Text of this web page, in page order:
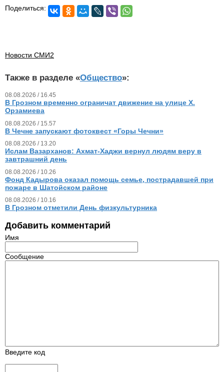
Поделиться:
Новости СМИ2
Также в разделе «Общество»:
08.08.2026 / 16.45
В Грозном временно ограничат движение на улице Х.
Орзамиева
08.08.2026 / 15.57
В Чечне запускают фотоквест «Горы Чечни»
08.08.2026 / 13.20
Ислам Вазарханов: Ахмат-Хаджи вернул людям веру в
завтрашний день
08.08.2026 / 10.26
Фонд Кадырова оказал помощь семье, пострадавшей при
пожаре в Шатойском районе
08.08.2026 / 10.16
В Грозном отметили День физкультурника
Добавить комментарий
Имя
Сообщение
Введите код